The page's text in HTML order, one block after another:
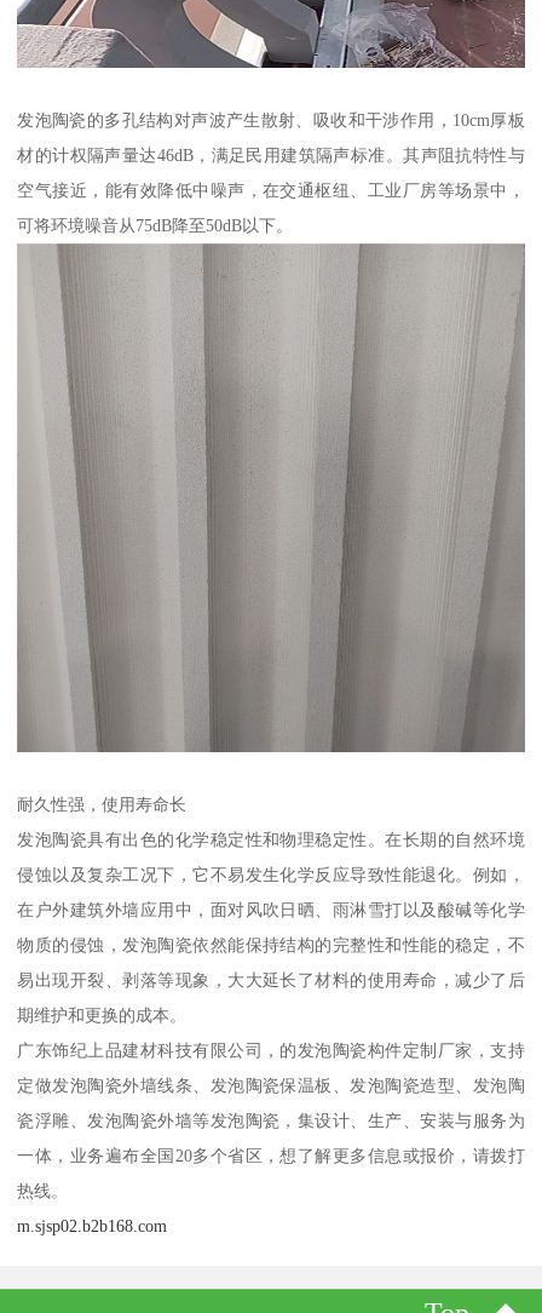
发泡陶瓷的多孔结构对声波产生散射、吸收和干涉作用，10cm厚板
材的计权隔声量达46dB，满足民用建筑隔声标准。其声阻抗特性与
空气接近，能有效降低中噪声，在交通枢纽、工业厂房等场景中，
可将环境噪音从75dB降至50dB以下。
耐久性强，使用寿命长
发泡陶瓷具有出色的化学稳定性和物理稳定性。在长期的自然环境
侵蚀以及复杂工况下，它不易发生化学反应导致性能退化。例如，
在户外建筑外墙应用中，面对风吹日晒、雨淋雪打以及酸碱等化学
物质的侵蚀，发泡陶瓷依然能保持结构的完整性和性能的稳定，不
易出现开裂、剥落等现象，大大延长了材料的使用寿命，减少了后
期维护和更换的成本。
广东饰纪上品建材科技有限公司，的发泡陶瓷构件定制厂家，支持
定做发泡陶瓷外墙线条、发泡陶瓷保温板、发泡陶瓷造型、发泡陶
瓷浮雕、发泡陶瓷外墙等发泡陶瓷，集设计、生产、安装与服务为
一体，业务遍布全国20多个省区，想了解更多信息或报价，请拨打
热线。
m.sjsp02.b2b168.com